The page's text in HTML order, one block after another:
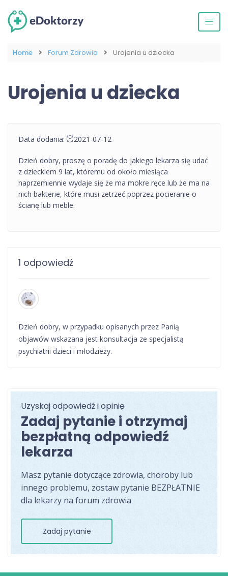
Home Forum Zdrowia Urojenia u dziecka
Urojenia u dziecka
Data dodania: 2021-07-12
Dzień dobry, proszę o poradę do jakiego lekarza się udać
z dzieckiem 9 lat, któremu od około miesiąca
naprzemiennie wydaje się że ma mokre ręce lub że ma na
nich bakterie, które musi zetrzeć poprzez pocieranie o
ścianę lub meble.
1 odpowiedź
Dzień dobry, w przypadku opisanych przez Panią
objawów wskazana jest konsultacja ze specjalistą
psychiatrii dzieci i młodzieży.
Uzyskaj odpowiedź i opinię
Zadaj pytanie i otrzymaj
bezpłatną odpowiedź
lekarza
Masz pytanie dotyczące zdrowia, choroby lub
innego problemu, zostaw pytanie BEZPŁATNIE
dla lekarzy na forum zdrowia
Zadaj pytanie